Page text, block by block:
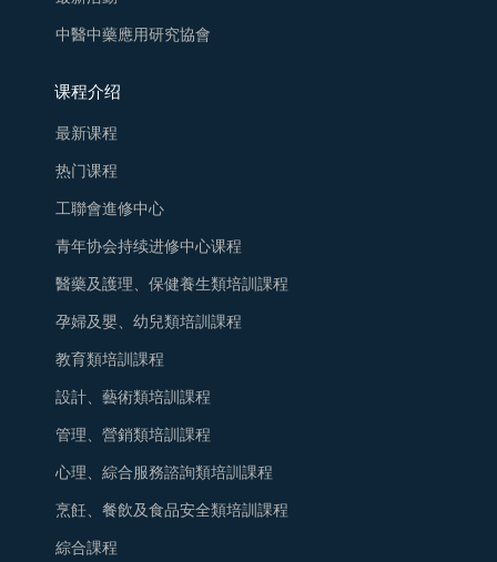
中醫中藥應用研究協會
课程介绍
最新课程
热门课程
工聯會進修中心
青年协会持续进修中心课程
醫藥及護理、保健養生類培訓課程
孕婦及嬰、幼兒類培訓課程
教育類培訓課程
設計、藝術類培訓課程
管理、營銷類培訓課程
心理、綜合服務諮詢類培訓課程
烹飪、餐飲及食品安全類培訓課程
綜合課程